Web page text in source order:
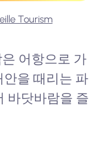
Tourism
어항으로 가
안을 때리는 파
바닷바람을 즐